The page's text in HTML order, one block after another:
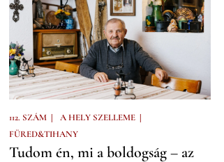
112. SZÁM | A HELY SZELLEME |
FÜRED&TIHANY
Tudom én, mi a boldogság – az